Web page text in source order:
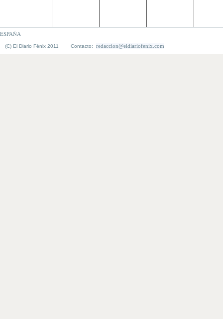
ESPAÑA
(C) El Diario Fénix 2011 Contacto: redaccion@eldiariofenix.com